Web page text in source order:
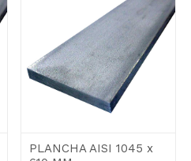
PLANCHA AISI 1045 x